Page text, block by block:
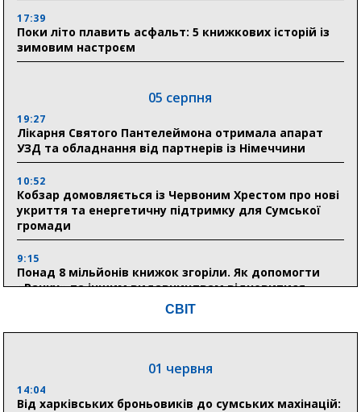
17:39
Поки літо плавить асфальт: 5 книжкових історій із
зимовим настроєм
05 серпня
19:27
Лікарня Святого Пантелеймона отримала апарат
УЗД та обладнання від партнерів із Німеччини
10:52
Кобзар домовляється із Червоним Хрестом про нові
укриття та енергетичну підтримку для Сумської
громади
9:15
Понад 8 мільйонів книжок згоріли. Як допомогти
«Ранку» та іншим видавництвам відновитися
04 серпня
Пенсійний фонд Сумщини спрямував 0,2 млрд грн
на пенсії, страхові виплати та підтримку
прифронтових громад
СВІТ
01 червня
14:04
Від харківських броньовиків до сумських махінацій: